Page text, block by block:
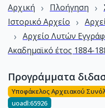
Αρχική › Πλοήγηση ›
Ιστορικό Αρχείο ›
› Αρχείο Λυτών
Ακαδημαϊκό έτος 1884-
Προγράμματα
Υποφάκελος Αρχειακού
uoadl:65926